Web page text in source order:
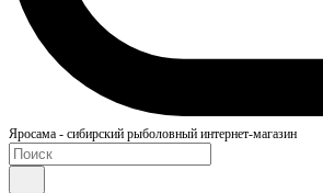
Яросама - сибирский рыболовный интернет-магазин